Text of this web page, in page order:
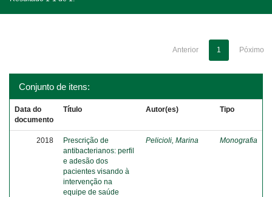
Anterior 1 Póximo
Conjunto de itens:
Data do
documento
Título Autor(es) Tipo
2018
Prescrição de
antibacterianos: perfil
e adesão dos
pacientes visando à
intervenção na
equipe de saúde
Pelicioli, Marina Monografia